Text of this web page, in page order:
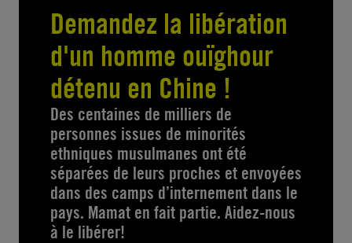
Demandez la libération
d'un homme ouïghour
détenu en Chine !
Des centaines de milliers de
personnes issues de minorités
ethniques musulmanes ont été
séparées de leurs proches et envoyées
dans des camps d’internement dans le
pays. Mamat en fait partie. Aidez-nous
à le libérer!